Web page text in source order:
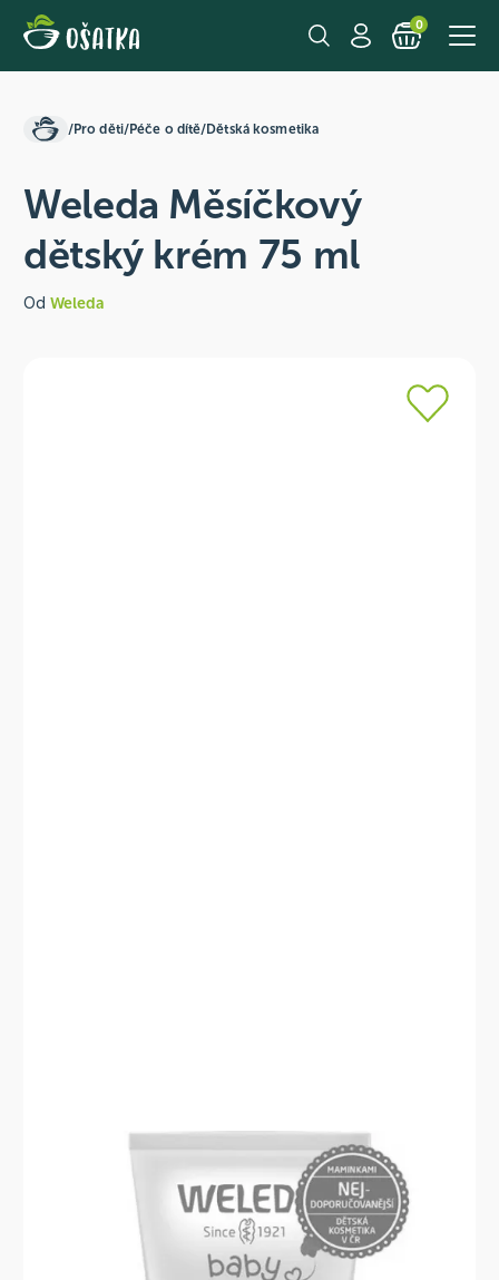
0
/Pro děti/Péče o dítě/Dětská kosmetika
Weleda Měsíčkový
dětský krém 75 ml
Od Weleda